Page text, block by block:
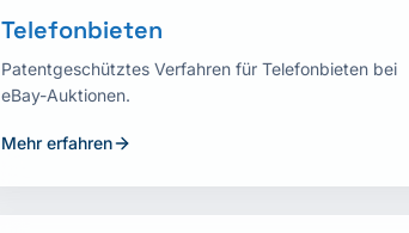
Telefonbieten
Patentgeschütztes Verfahren für Telefonbieten bei
eBay-Auktionen.
Mehr erfahren